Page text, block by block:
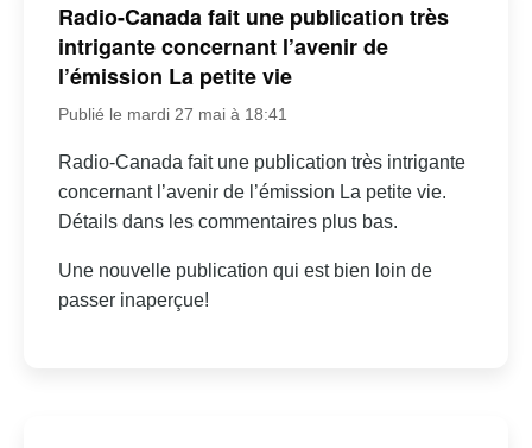
Radio-Canada fait une publication très
intrigante concernant l’avenir de
l’émission La petite vie
Publié le mardi 27 mai à 18:41
Radio-Canada fait une publication très intrigante
concernant l’avenir de l’émission La petite vie.
Détails dans les commentaires plus bas.
Une nouvelle publication qui est bien loin de
passer inaperçue!